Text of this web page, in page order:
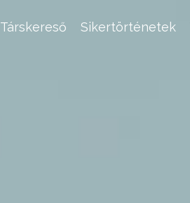
Társkereső Sikertörténetek